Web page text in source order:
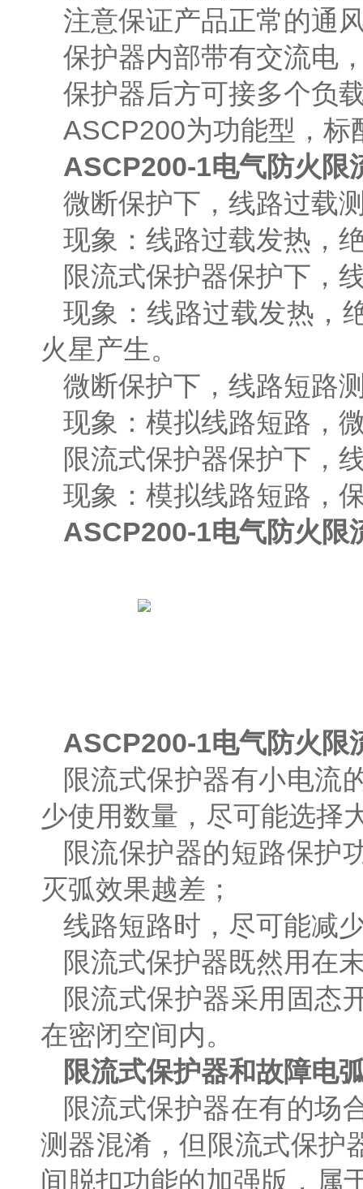
注意保证产品正常的通
保护器内部带有交流电
保护器后方可接多个负
ASCP200为功能型，标
ASCP200-1电气防火
微断保护下，线路过载
现象：线路过载发热，
限流式保护器保护下，
现象：线路过载发热，
火星产生。
微断保护下，线路短路
现象：模拟线路短路，
限流式保护器保护下，
现象：模拟线路短路，
ASCP200-1电气防火
ASCP200-1电气防火限
限流式保护器有小电流
少使用数量，尽可能选择
限流保护器的短路保护
灭弧效果越差；
线路短路时，尽可能减
限流式保护器既然用在
限流式保护器采用固态
在密闭空间内。
限流式保护器和故障电
限流式保护器在有的场
测器混淆，但限流式保护
间脱扣功能的加强版，属